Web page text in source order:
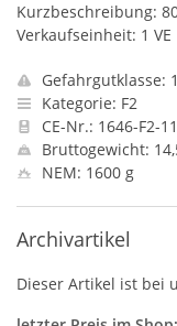
Kurzbeschreibung:
Verkaufseinheit: 1 VE
Gefahrgutklasse:
Kategorie: F2
CE-Nr.: 1646-F2-
Bruttogewicht:
NEM: 1600 g
Archivartikel
Dieser Artikel ist bei